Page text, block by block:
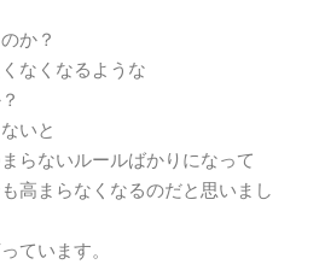
か？
なくなるような
いと
らないルールばかりになって
高まらなくなるのだと思いまし
ています。